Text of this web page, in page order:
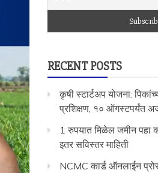
RECENT POSTS
कृषी स्टार्टअप योजना:
प्रशिक्षण, १० ऑगस्टपर्यंत
1 रुपयात मिळेल जमीन पहा
इतर सविस्तर माहिती
NCMC कार्ड ऑनलाईन